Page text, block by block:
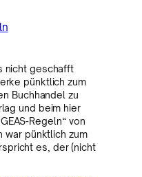
nicht geschafft
pünktlich zum
Buchhandel zu
und beim hier
Regeln“ von
war pünktlich zum
es, der (nicht